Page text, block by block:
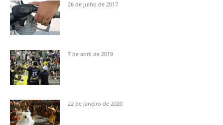
26 de julho de 2017
7 de abril de 2019
22 de janeiro de 2020